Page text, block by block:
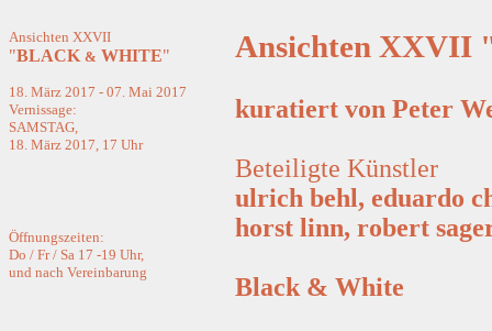
Ansichten XXVII
"BLACK & WHITE"
18. März 2017 - 07. Mai 2017
Vernissage:
SAMSTAG,
18. März 2017, 17 Uhr
Öffnungszeiten:
Do / Fr / Sa 17 -19 Uhr,
und nach Vereinbarung
Ansichten XXVII
kuratiert von Peter
Beteiligte Künstler
ulrich behl, eduardo
horst linn, robert
Black & White